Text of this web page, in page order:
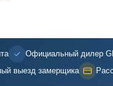
Официальный дилер
выезд замерщика